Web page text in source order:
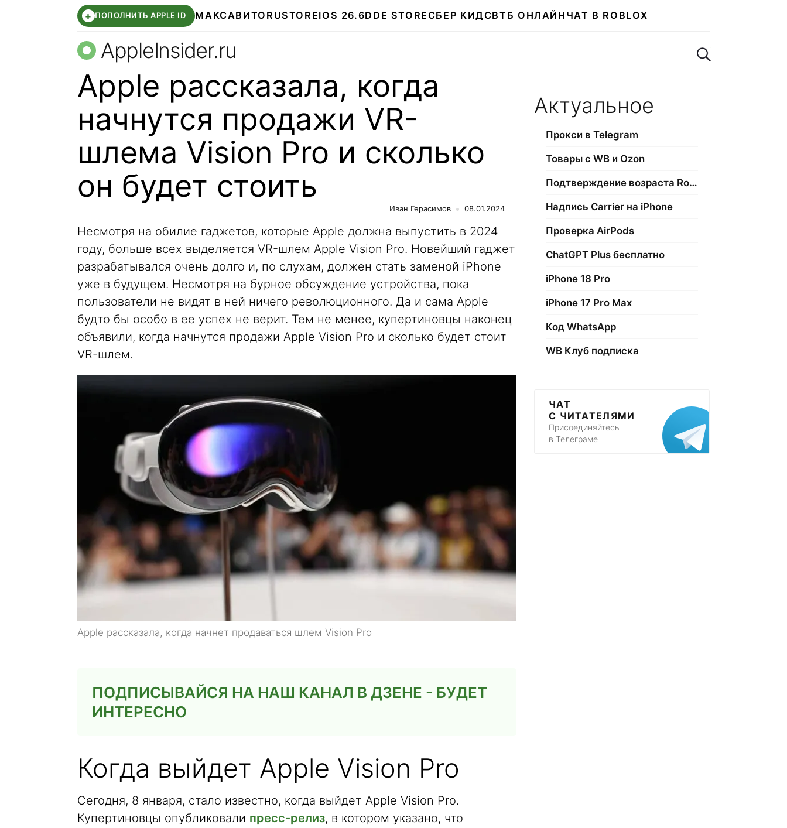
+ ПОПОЛНИТЬ APPLE ID МАКСАВИТО RUSTOREIOS 26.6DDE STORE СБЕР КИДСВТБ ОНЛАЙН ЧАТ В ROBLOX
AppleInsider.ru Поиск по сайту
Apple рассказала, когда
начнутся продажи VR-
шлема Vision Pro и сколько
он будет стоить
Иван Герасимов 08.01.2024
Несмотря на обилие гаджетов, которые Apple должна выпустить в 2024
году, больше всех выделяется VR-шлем Apple Vision Pro. Новейший гаджет
разрабатывался очень долго и, по слухам, должен стать заменой iPhone
уже в будущем. Несмотря на бурное обсуждение устройства, пока
пользователи не видят в ней ничего революционного. Да и сама Apple
будто бы особо в ее успех не верит. Тем не менее, купертиновцы наконец
объявили, когда начнутся продажи Apple Vision Pro и сколько будет стоит
VR-шлем.
Apple рассказала, когда начнет продаваться шлем Vision Pro
ПОДПИСЫВАЙСЯ НА НАШ КАНАЛ В ДЗЕНЕ - БУДЕТ
ИНТЕРЕСНО
Когда выйдет Apple Vision Pro
Сегодня, 8 января, стало известно, когда выйдет Apple Vision Pro.
Купертиновцы опубликовали пресс-релиз, в котором указано, что
Актуальное
Прокси в Telegram
Товары с WB и Ozon
Подтверждение возраста Roblox
Надпись Carrier на iPhone
Проверка AirPods
ChatGPT Plus бесплатно
iPhone 18 Pro
iPhone 17 Pro Max
Код WhatsApp
WB Клуб подписка
ЧАТ
С ЧИТАТЕЛЯМИ
Присоединяйтесь
в Телеграме